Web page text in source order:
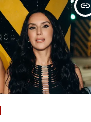
insert_link